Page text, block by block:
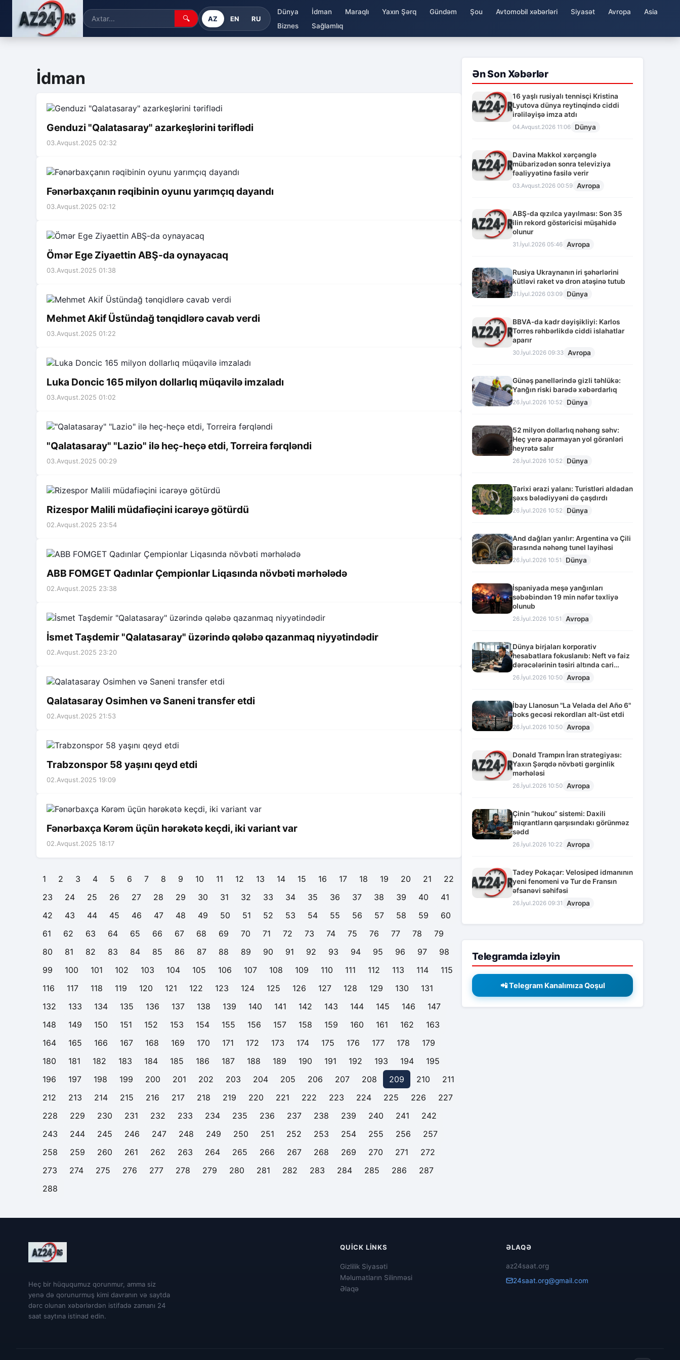
🔍 AZ EN RU
Dünya İdman Maraqlı Yaxın Şərq Gündəm Şou Avtomobil xəbərləri Siyasət Avropa
Asia
Biznes
Sağlamlıq
İdman
Genduzi "Qalatasaray" azarkeşlərini təriflədi
03.Avqust.2025 02:32
Fənərbaxçanın rəqibinin oyunu yarımçıq dayandı
03.Avqust.2025 02:12
Ömər Ege Ziyaettin ABŞ-da oynayacaq
03.Avqust.2025 01:38
Mehmet Akif Üstündağ tənqidlərə cavab verdi
03.Avqust.2025 01:22
Luka Doncic 165 milyon dollarlıq müqavilə imzaladı
03.Avqust.2025 01:02
"Qalatasaray" "Lazio" ilə heç-heçə etdi, Torreira fərqləndi
03.Avqust.2025 00:29
Rizespor Malili müdafiəçini icarəyə götürdü
02.Avqust.2025 23:54
ABB FOMGET Qadınlar Çempionlar Liqasında növbəti mərhələdə
02.Avqust.2025 23:38
İsmet Taşdemir "Qalatasaray" üzərində qələbə qazanmaq niyyətindədir
02.Avqust.2025 23:20
Qalatasaray Osimhen və Saneni transfer etdi
02.Avqust.2025 21:53
Trabzonspor 58 yaşını qeyd etdi
02.Avqust.2025 19:09
Fənərbaxça Kərəm üçün hərəkətə keçdi, iki variant var
02.Avqust.2025 18:17
1 2 3 4 5 6 7 8 9 10 11 12 13 14 15 16 17 18 19 20 21
22
23
24 25 26 27 28 29 30 31 32 33 34 35 36 37 38 39 40
41
42
43 44 45 46 47 48 49 50 51 52 53 54 55 56 57 58 59
60
61
62 63 64 65 66 67 68 69 70 71 72 73 74 75 76 77 78
79
80
81 82 83 84 85 86 87 88 89 90 91 92 93 94 95 96 97
98
99
100 101 102 103 104 105 106 107 108 109 110 111 112 113 114
115
116
117 118 119 120 121 122 123 124 125 126 127 128 129 130
131
132
133 134 135 136 137 138 139 140 141 142 143 144 145 146
147
148
149 150 151 152 153 154 155 156 157 158 159 160 161 162
163
164
165 166 167 168 169 170 171 172 173 174 175 176 177 178
179
180
181 182 183 184 185 186 187 188 189 190 191 192 193 194
195
196
197 198 199 200 201 202 203 204 205 206 207 208 209 210
211
212
213 214 215 216 217 218 219 220 221 222 223 224 225 226
227
228
229 230 231 232 233 234 235 236 237 238 239 240 241
242
243
244 245 246 247 248 249 250 251 252 253 254 255 256
257
258
259 260 261 262 263 264 265 266 267 268 269 270 271
272
273
274 275 276 277 278 279 280 281 282 283 284 285 286
287
288
Ən Son Xəbərlər
16 yaşlı rusiyalı tennisçi Kristina
Lyutova dünya reytinqində ciddi
irəliləyişə imza atdı
04.Avqust.2026 11:06 Dünya
Davina Makkol xərçənglə
mübarizədən sonra televiziya
fəaliyyətinə fasilə verir
03.Avqust.2026 00:59 Avropa
ABŞ-da qızılca yayılması: Son 35
ilin rekord göstəricisi müşahidə
olunur
31.İyul.2026 05:46 Avropa
Rusiya Ukraynanın iri şəhərlərini
kütləvi raket və dron atəşinə tutub
31.İyul.2026 03:09 Dünya
BBVA-da kadr dəyişikliyi: Karlos
Torres rəhbərlikdə ciddi islahatlar
aparır
30.İyul.2026 09:33 Avropa
Günəş panellərində gizli təhlükə:
Yanğın riski barədə xəbərdarlıq
26.İyul.2026 10:52 Dünya
52 milyon dollarlıq nəhəng səhv:
Heç yerə aparmayan yol görənləri
heyrətə salır
26.İyul.2026 10:52 Dünya
Tarixi ərazi yalanı: Turistləri aldadan
şəxs bələdiyyəni də çaşdırdı
26.İyul.2026 10:52 Dünya
And dağları yarılır: Argentina və Çili
arasında nəhəng tunel layihəsi
26.İyul.2026 10:51 Dünya
İspaniyada meşə yanğınları
səbəbindən 19 min nəfər təxliyə
olunub
26.İyul.2026 10:51 Avropa
Dünya birjaları korporativ
hesabatlara fokuslanıb: Neft və faiz
dərəcələrinin təsiri altında cari
vəziyyət
26.İyul.2026 10:50 Avropa
İbay Llanosun "La Velada del Año 6"
boks gecəsi rekordları alt-üst etdi
26.İyul.2026 10:50 Avropa
Donald Trampın İran strategiyası:
Yaxın Şərqdə növbəti gərginlik
mərhələsi
26.İyul.2026 10:50 Avropa
Çinin “hukou” sistemi: Daxili
miqrantların qarşısındakı görünməz
sədd
26.İyul.2026 10:22 Avropa
Tadey Pokaçar: Velosiped idmanının
yeni fenomeni və Tur de Fransın
əfsanəvi səhifəsi
26.İyul.2026 09:31 Avropa
Telegramda izləyin
📲 Telegram Kanalımıza Qoşul
Heç bir hüququmuz qorunmur, amma siz
yenə də qorunurmuş kimi davranın və saytda
dərc olunan xəbərlərdən istifadə zamanı 24
saat saytına istinad edin.
QUICK LINKS
Gizlilik Siyasəti
Məlumatların Silinməsi
Əlaqə
ƏLAQƏ
az24saat.org
24saat.org@gmail.com